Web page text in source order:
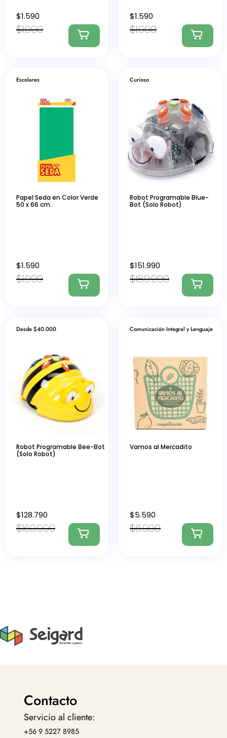
$1.990
$1.590
$1.990
$1.590
Escolares
Papel Seda en Color Verde
50 x 66 cm.
$1.990
$1.590
Curioso
Robot Programable Blue-
Bot (Solo Robot)
$189.990
$151.990
Desde $40.000
Robot Programable Bee-Bot
(Solo Robot)
$160.990
$128.790
Comunicación Integral y Lenguaje
Vamos al Mercadito
$6.990
$5.590
Contacto
Servicio al cliente:
+56 9 5227 8985